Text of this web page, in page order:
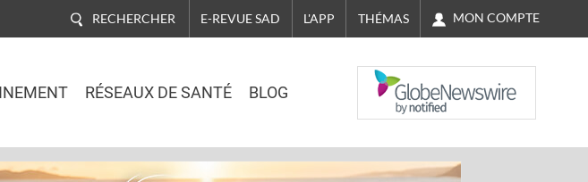
RECHERCHER E-REVUE SAD L'APP THÉMAS MON COMPTE
RÉSEAUX DE SANTÉ BLOG
NASDAQ